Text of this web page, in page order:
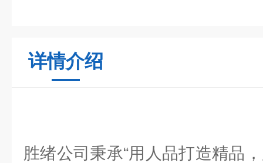
详情介绍
胜绪公司秉承“用人品打造精品